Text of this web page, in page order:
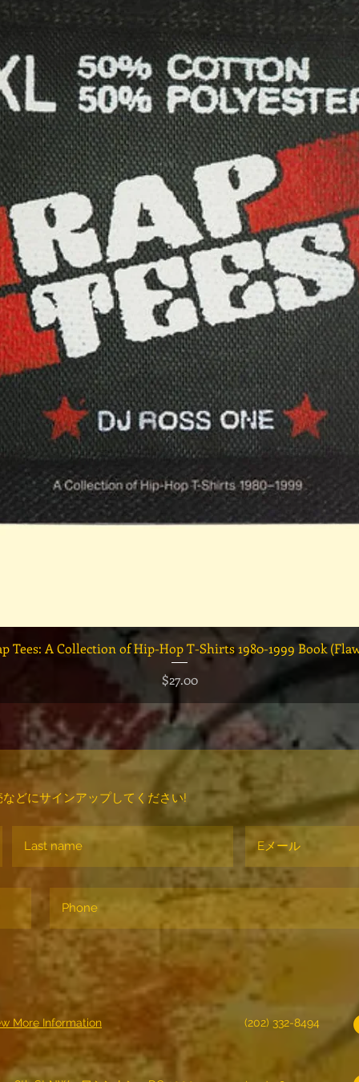
クイックビュー
Tees: A Collection of Hip-Hop T-Shirts 1980-1999 Book
価格
$27.00
どにサインアップしてください!
More Information (202) 332-8494